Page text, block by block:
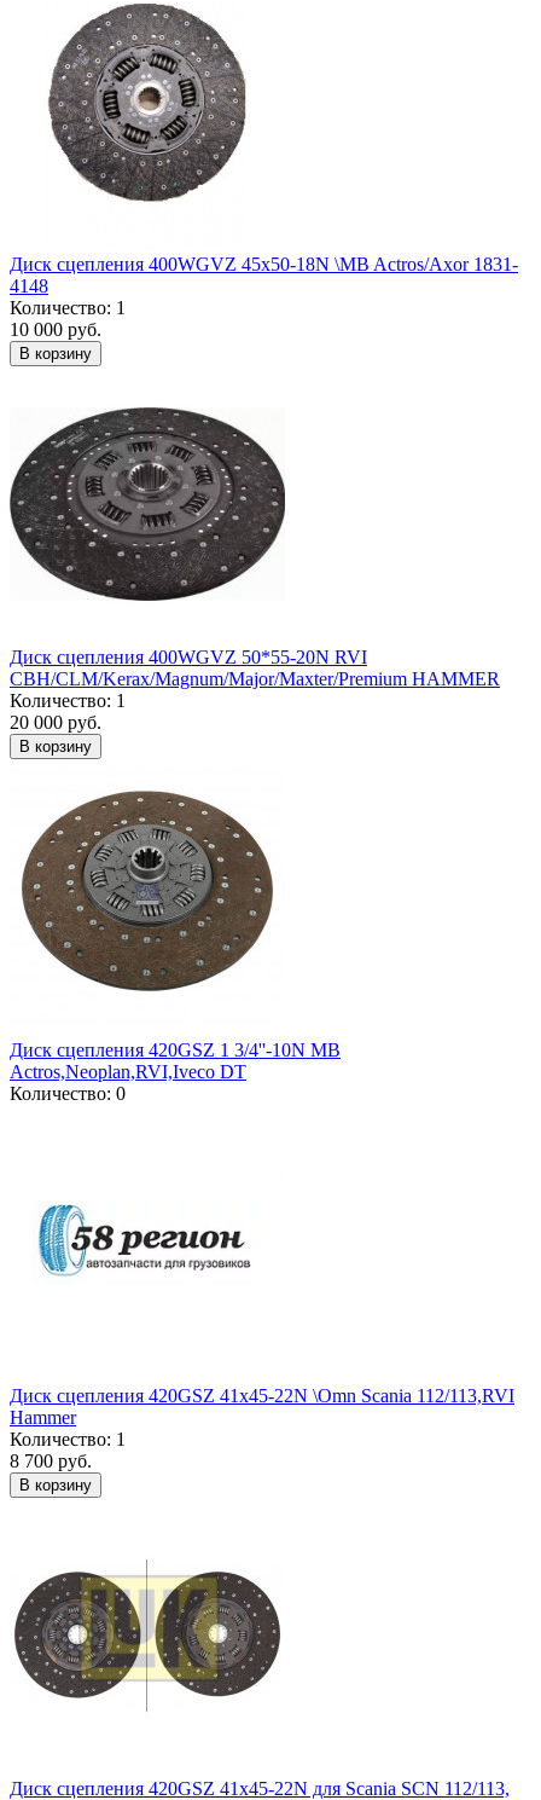
Диск сцепления 400WGVZ 45x50-18N \MB Actros/Axor 1831-
4148
Количество: 1
10 000 руб.
В корзину
Диск сцепления 400WGVZ 50*55-20N RVI
CBH/CLM/Kerax/Magnum/Major/Maxter/Premium HAMMER
Количество: 1
20 000 руб.
В корзину
Диск сцепления 420GSZ 1 3/4''-10N MB
Actros,Neoplan,RVI,Iveco DT
Количество: 0
Диск сцепления 420GSZ 41x45-22N \Omn Scania 112/113,RVI
Hammer
Количество: 1
8 700 руб.
В корзину
Диск сцепления 420GSZ 41x45-22N для Scania SCN 112/113,